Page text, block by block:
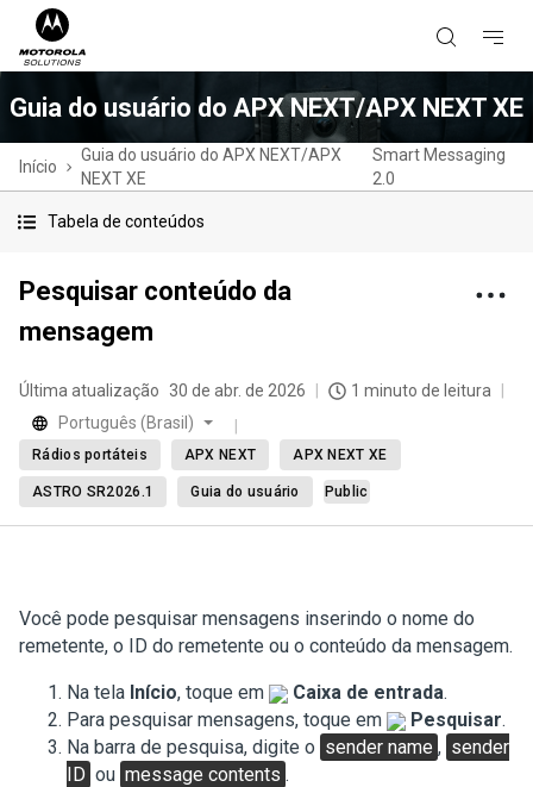
Guia do usuário do APX NEXT/APX NEXT XE
Início
Guia do usuário do APX NEXT/APX
NEXT XE
Smart Messaging
2.0
Tabela de conteúdos
Pesquisar conteúdo da
mensagem
Última atualização 30 de abr. de 2026
1 minuto de leitura
Português (Brasil)
Rádios portáteis APX NEXT APX NEXT XE
ASTRO SR2026.1 Guia do usuário Public
Você pode pesquisar mensagens inserindo o nome do
remetente, o ID do remetente ou o conteúdo da mensagem.
Na tela Início, toque em Caixa de entrada.
Para pesquisar mensagens, toque em
Pesquisar.
Na barra de pesquisa, digite o sender name , sender
ID ou message contents .